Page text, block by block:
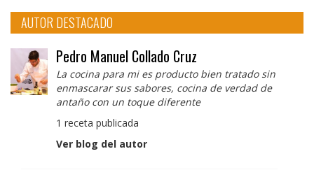
AUTOR DESTACADO
Pedro Manuel Collado Cruz
La cocina para mi es producto bien tratado sin
enmascarar sus sabores, cocina de verdad de
antaño con un toque diferente
1 receta publicada
Ver blog del autor